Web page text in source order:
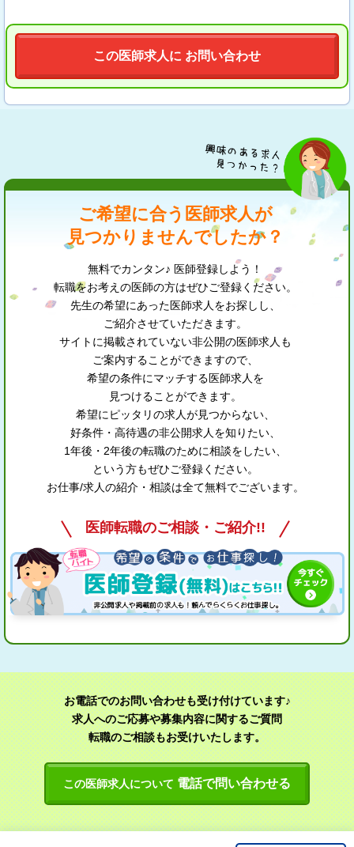
この医師求人に お問い合わせ
ご希望に合う医師求人が
見つかりませんでしたか？
無料でカンタン♪ 医師登録しよう！
転職をお考えの医師の方はぜひご登録ください。
先生の希望にあった医師求人をお探しし、
ご紹介させていただきます。
サイトに掲載されていない非公開の医師求人も
ご案内することができますので、
希望の条件にマッチする医師求人を
見つけることができます。
希望にピッタリの求人が見つからない、
好条件・高待遇の非公開求人を知りたい、
1年後・2年後の転職のために相談をしたい、
という方もぜひご登録ください。
お仕事/求人の紹介・相談は全て無料でございます。
医師転職のご相談・ご紹介!!
お電話でのお問い合わせも受け付けています♪
求人へのご応募や募集内容に関するご質問
転職のご相談もお受けいたします。
この医師求人について 電話で問い合わせる